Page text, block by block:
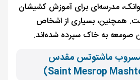
مدرسه‌ای برای آموزش کشیشان
همچنین، بسیاری از اشخاص
صومعه به خاک سپرده شده‌اند.
مسروب ماشتوتس مقدس